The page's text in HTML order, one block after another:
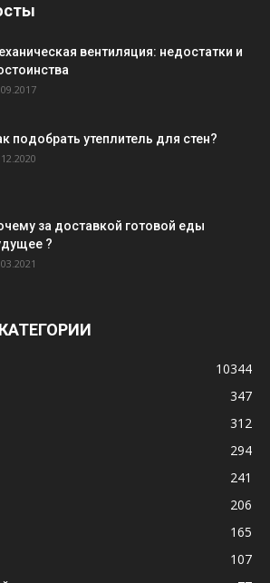
вентиляция: недостатки и
подобрать утеплитель для стен?
за доставкой готовой еды
?
10344
347
312
294
241
206
165
107